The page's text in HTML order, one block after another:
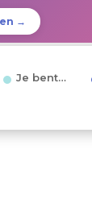
→
Je bent…